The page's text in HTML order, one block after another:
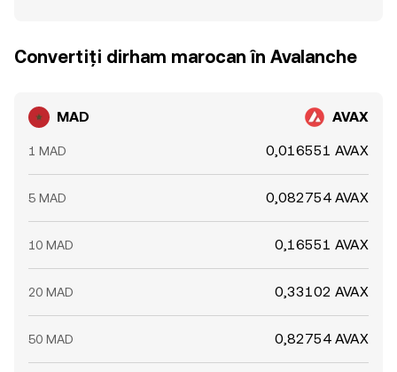
Convertiți dirham marocan în Avalanche
MAD AVAX
1 MAD 0,016551 AVAX
5 MAD 0,082754 AVAX
10 MAD 0,16551 AVAX
20 MAD 0,33102 AVAX
50 MAD 0,82754 AVAX